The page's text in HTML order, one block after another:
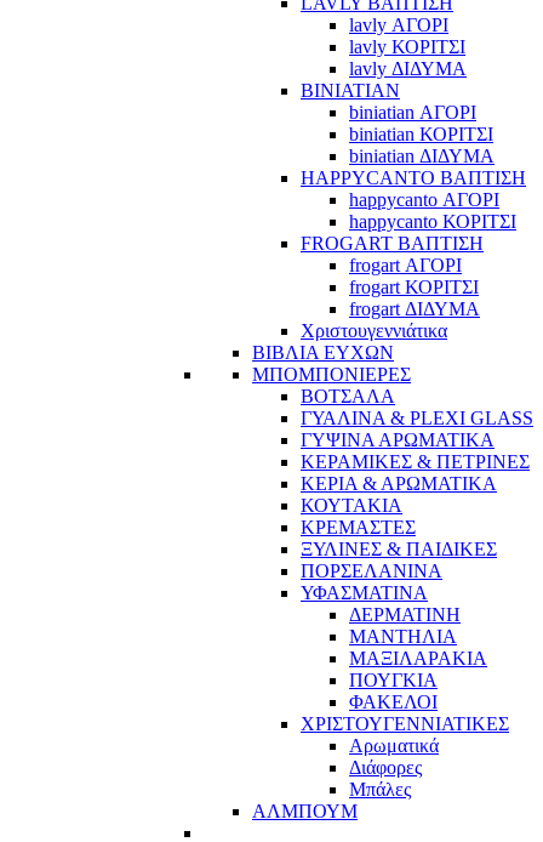
lavly ΑΓΟΡΙ
lavly ΚΟΡΙΤΣΙ
lavly ΔΙΔΥΜΑ
BINIATIAN
biniatian ΑΓΟΡΙ
biniatian ΚΟΡΙΤΣΙ
biniatian ΔΙΔΥΜΑ
HAPPYCANTO ΒΑΠΤΙΣΗ
happycanto ΑΓΟΡΙ
happycanto ΚΟΡΙΤΣΙ
FROGART ΒΑΠΤΙΣΗ
frogart ΑΓΟΡΙ
frogart ΚΟΡΙΤΣΙ
frogart ΔΙΔΥΜΑ
Χριστουγεννιάτικα
ΒΙΒΛΙΑ ΕΥΧΩΝ
ΜΠΟΜΠΟΝΙΕΡΕΣ
ΒΟΤΣΑΛΑ
ΓΥΑΛΙΝΑ & PLEXI GLASS
ΓΥΨΙΝΑ ΑΡΩΜΑΤΙΚΑ
ΚΕΡΑΜΙΚΕΣ & ΠΕΤΡΙΝΕΣ
ΚΕΡΙΑ & ΑΡΩΜΑΤΙΚΑ
ΚΟΥΤΑΚΙΑ
ΚΡΕΜΑΣΤΕΣ
ΞΥΛΙΝΕΣ & ΠΑΙΔΙΚΕΣ
ΠΟΡΣΕΛΑΝΙΝΑ
ΥΦΑΣΜΑΤΙΝA
ΔΕΡΜΑΤΙΝΗ
ΜΑΝΤΗΛΙΑ
ΜΑΞΙΛΑΡΑΚΙΑ
ΠΟΥΓΚΙΑ
ΦΑΚΕΛΟΙ
ΧΡΙΣΤΟΥΓΕΝΝΙΑΤΙΚΕΣ
Αρωματικά
Διάφορες
Μπάλες
ΑΛΜΠΟΥΜ